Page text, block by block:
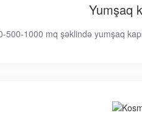
Yumşaq
500-1000 mq şəklində yumşaq